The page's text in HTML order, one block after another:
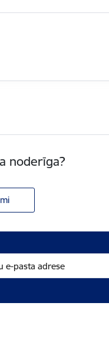
noderīga?